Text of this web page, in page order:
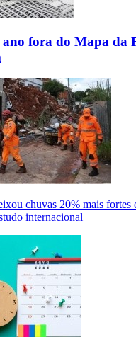
fora do Mapa da
chuvas 20% mais fortes
internacional